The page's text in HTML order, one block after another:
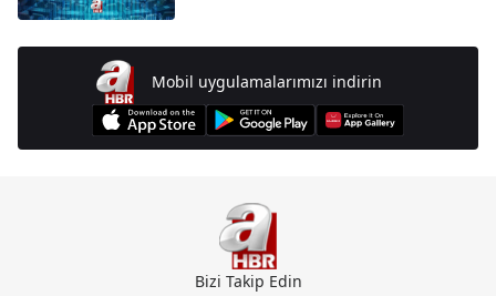
Mobil uygulamalarımızı indirin
Bizi Takip Edin